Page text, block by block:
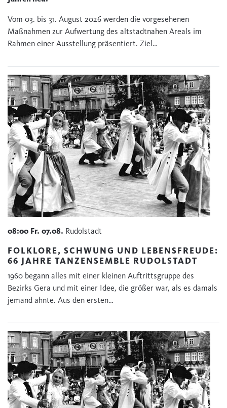
Vom 03. bis 31. August 2026 werden die vorgesehenen
Maßnahmen zur Aufwertung des altstadtnahen Areals im
Rahmen einer Ausstellung präsentiert. Ziel…
08:00 Fr. 07.08. Rudolstadt
FOLKLORE, SCHWUNG UND LEBENSFREUDE:
66 JAHRE TANZENSEMBLE RUDOLSTADT
1960 begann alles mit einer kleinen Auftrittsgruppe des
Bezirks Gera und mit einer Idee, die größer war, als es damals
jemand ahnte. Aus den ersten…